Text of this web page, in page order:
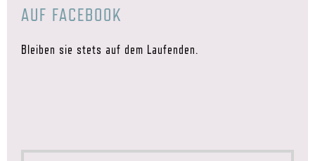
AUF FACEBOOK
Bleiben sie stets auf dem Laufenden.